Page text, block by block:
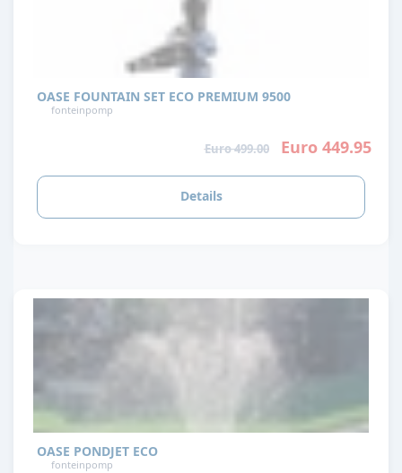
OASE FOUNTAIN SET ECO PREMIUM 9500
fonteinpomp
Euro 499.00 Euro 449.95
Details
OASE PONDJET ECO
fonteinpomp